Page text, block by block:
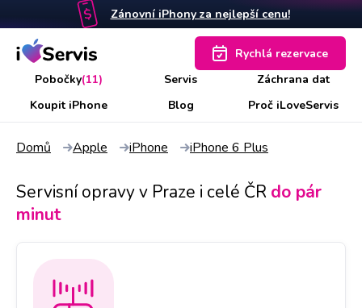
Zánovní iPhony za nejlepší cenu!
Pobočky(11) Servis
Záchrana dat
Koupit iPhone
Blog Proč iLoveServis
Rychlá rezervace
Domů Apple iPhone iPhone 6 Plus
Servisní opravy v Praze i celé ČR do pár
minut